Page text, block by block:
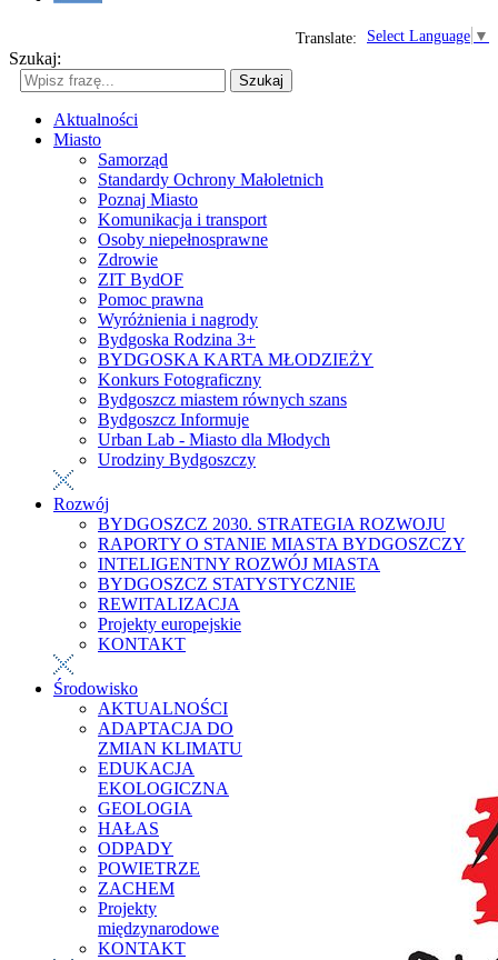
Select Language ▼
Translate:
Szukaj:
Szukaj
Aktualności
Miasto
Samorząd
Standardy Ochrony Małoletnich
Poznaj Miasto
Komunikacja i transport
Osoby niepełnosprawne
Zdrowie
ZIT BydOF
Pomoc prawna
Wyróżnienia i nagrody
Bydgoska Rodzina 3+
BYDGOSKA KARTA MŁODZIEŻY
Konkurs Fotograficzny
Bydgoszcz miastem równych szans
Bydgoszcz Informuje
Urban Lab - Miasto dla Młodych
Urodziny Bydgoszczy
Rozwój
BYDGOSZCZ 2030. STRATEGIA ROZWOJU
RAPORTY O STANIE MIASTA BYDGOSZCZY
INTELIGENTNY ROZWÓJ MIASTA
BYDGOSZCZ STATYSTYCZNIE
REWITALIZACJA
Projekty europejskie
KONTAKT
Środowisko
AKTUALNOŚCI
ADAPTACJA DO
ZMIAN KLIMATU
EDUKACJA
EKOLOGICZNA
GEOLOGIA
HAŁAS
ODPADY
POWIETRZE
ZACHEM
Projekty
międzynarodowe
KONTAKT